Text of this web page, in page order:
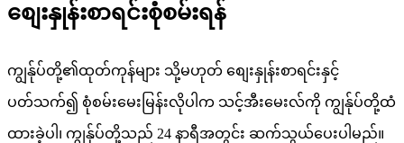
စျေးနှုန်းစာရင်းစုံစမ်းရန်
ကျွန်ုပ်တို့၏ထုတ်ကုန်များ သို့မဟုတ် စျေးနှုန်းစာရင်းနှင့်
ပတ်သက်၍ စုံစမ်းမေးမြန်းလိုပါက သင့်အီးမေးလ်ကို ကျွန်ုပ်တို့ထံ
ထားခဲ့ပါ၊ ကျွန်ုပ်တို့သည် 24 နာရီအတွင်း ဆက်သွယ်ပေးပါမည်။